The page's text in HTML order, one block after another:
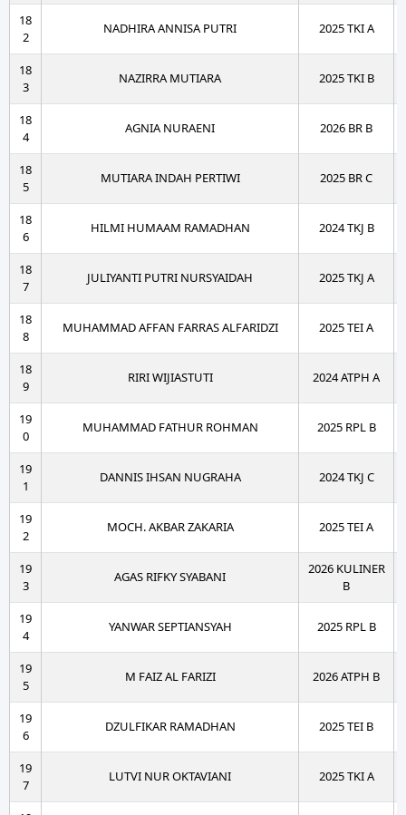
18
2
NADHIRA ANNISA PUTRI 2025 TKI A
18
3
NAZIRRA MUTIARA 2025 TKI B
18
4
AGNIA NURAENI 2026 BR B
18
5
MUTIARA INDAH PERTIWI 2025 BR C
18
6
HILMI HUMAAM RAMADHAN 2024 TKJ B
18
7
JULIYANTI PUTRI NURSYAIDAH 2025 TKJ A
18
8
MUHAMMAD AFFAN FARRAS ALFARIDZI 2025 TEI A
18
9
RIRI WIJIASTUTI 2024 ATPH A
19
0
MUHAMMAD FATHUR ROHMAN 2025 RPL B
19
1
DANNIS IHSAN NUGRAHA 2024 TKJ C
19
2
MOCH. AKBAR ZAKARIA 2025 TEI A
19
3
AGAS RIFKY SYABANI
2026 KULINER
B
19
4
YANWAR SEPTIANSYAH 2025 RPL B
19
5
M FAIZ AL FARIZI 2026 ATPH B
19
6
DZULFIKAR RAMADHAN 2025 TEI B
19
7
LUTVI NUR OKTAVIANI 2025 TKI A